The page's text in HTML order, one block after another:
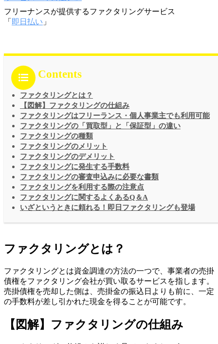
フリーナンスが提供するファクタリングサービス
「 即日払い 」
Contents
ファクタリングとは？
【図解】ファクタリングの仕組み
ファクタリングはフリーランス・個人事業主でも利用可能
ファクタリングの「買取型」と「保証型」の違い
ファクタリングの種類
ファクタリングのメリット
ファクタリングのデメリット
ファクタリングに発生する手数料
ファクタリングの審査申込みに必要な書類
ファクタリングを利用する際の注意点
ファクタリングに関するよくあるQ＆A
いざというときに頼れる！即日ファクタリングも登場
ファクタリングとは？
ファクタリングとは資金調達の方法の一つで、事業者の売掛
債権をファクタリング会社が買い取るサービスを指します。
売掛債権を売却した側は、売掛金の振込日よりも前に、一定
の手数料が差し引かれた現金を得ることが可能です。
【図解】ファクタリングの仕組み